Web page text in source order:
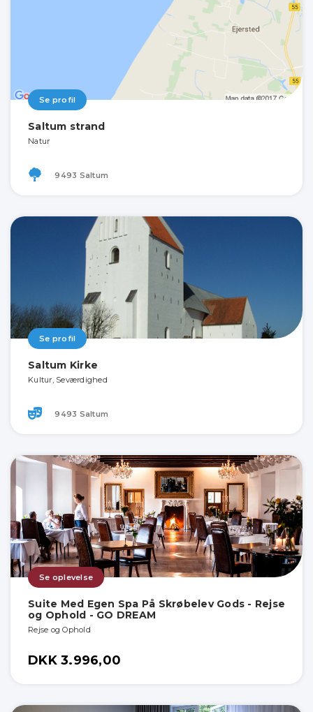
Se profil
Saltum strand
Natur
9493 Saltum
Se profil
Saltum Kirke
Kultur, Seværdighed
9493 Saltum
Se oplevelse
Suite Med Egen Spa På Skrøbelev Gods - Rejse
og Ophold - GO DREAM
Rejse og Ophold
DKK 3.996,00